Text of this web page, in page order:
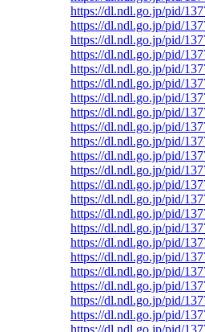
https://dl.ndl.go.jp/pid/
https://dl.ndl.go.jp/pid/
https://dl.ndl.go.jp/pid/
https://dl.ndl.go.jp/pid/
https://dl.ndl.go.jp/pid/
https://dl.ndl.go.jp/pid/
https://dl.ndl.go.jp/pid/
https://dl.ndl.go.jp/pid/
https://dl.ndl.go.jp/pid/
https://dl.ndl.go.jp/pid/
https://dl.ndl.go.jp/pid/
https://dl.ndl.go.jp/pid/
https://dl.ndl.go.jp/pid/
https://dl.ndl.go.jp/pid/
https://dl.ndl.go.jp/pid/
https://dl.ndl.go.jp/pid/
https://dl.ndl.go.jp/pid/
https://dl.ndl.go.jp/pid/
https://dl.ndl.go.jp/pid/
https://dl.ndl.go.jp/pid/
https://dl.ndl.go.jp/pid/
https://dl.ndl.go.jp/pid/